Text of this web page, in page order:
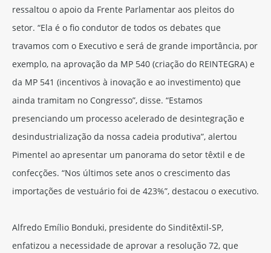
ressaltou o apoio da Frente Parlamentar aos pleitos do
setor. “Ela é o fio condutor de todos os debates que
travamos com o Executivo e será de grande importância, por
exemplo, na aprovação da MP 540 (criação do REINTEGRA) e
da MP 541 (incentivos à inovação e ao investimento) que
ainda tramitam no Congresso”, disse. “Estamos
presenciando um processo acelerado de desintegração e
desindustrialização da nossa cadeia produtiva”, alertou
Pimentel ao apresentar um panorama do setor têxtil e de
confecções. “Nos últimos sete anos o crescimento das
importações de vestuário foi de 423%”, destacou o executivo.
Alfredo Emílio Bonduki, presidente do Sinditêxtil-SP,
enfatizou a necessidade de aprovar a resolução 72, que